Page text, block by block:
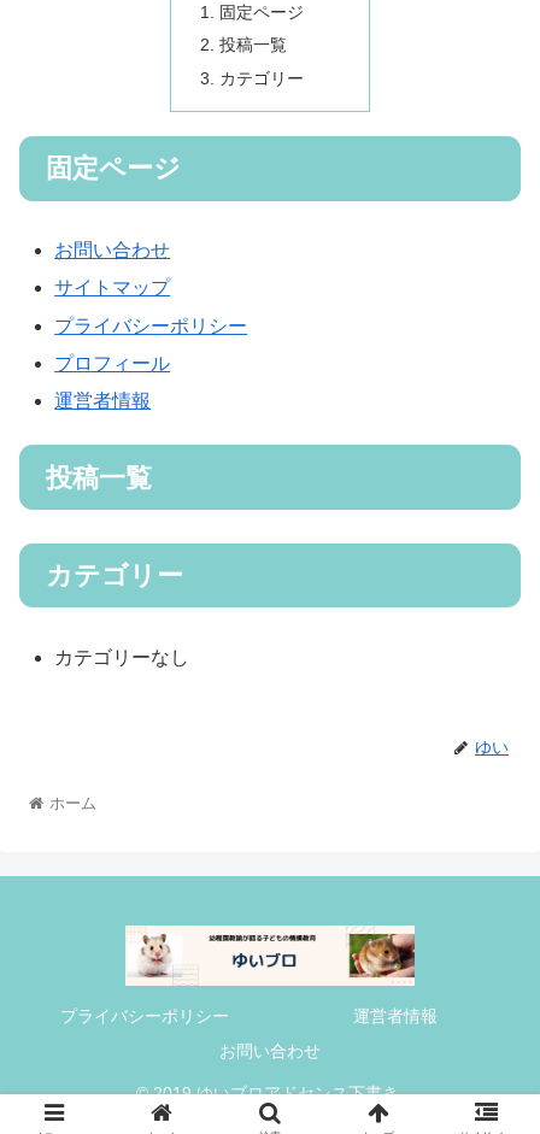
固定ページ
投稿一覧
カテゴリー
固定ページ
お問い合わせ
サイトマップ
プライバシーポリシー
プロフィール
運営者情報
投稿一覧
カテゴリー
カテゴリーなし
ゆい
ホーム
プライバシーポリシー
運営者情報
お問い合わせ
© 2019 ゆいブロアドセンス下書き.